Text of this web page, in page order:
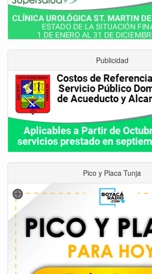
Publicidad
Pico y Placa Tunja